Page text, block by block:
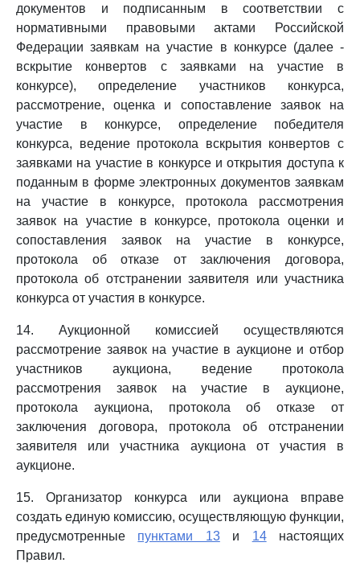
документов и подписанным в соответствии с
нормативными правовыми актами Российской
Федерации заявкам на участие в конкурсе (далее -
вскрытие конвертов с заявками на участие в
конкурсе), определение участников конкурса,
рассмотрение, оценка и сопоставление заявок на
участие в конкурсе, определение победителя
конкурса, ведение протокола вскрытия конвертов с
заявками на участие в конкурсе и открытия доступа к
поданным в форме электронных документов заявкам
на участие в конкурсе, протокола рассмотрения
заявок на участие в конкурсе, протокола оценки и
сопоставления заявок на участие в конкурсе,
протокола об отказе от заключения договора,
протокола об отстранении заявителя или участника
конкурса от участия в конкурсе.
14. Аукционной комиссией осуществляются
рассмотрение заявок на участие в аукционе и отбор
участников аукциона, ведение протокола
рассмотрения заявок на участие в аукционе,
протокола аукциона, протокола об отказе от
заключения договора, протокола об отстранении
заявителя или участника аукциона от участия в
аукционе.
15. Организатор конкурса или аукциона вправе
создать единую комиссию, осуществляющую функции,
предусмотренные пунктами 13и 14настоящих
Правил.